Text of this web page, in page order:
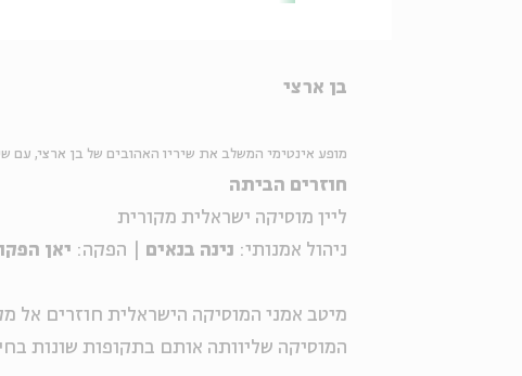
בן ארצי
מופע אינטימי המשלב את שיריו האהובים של בן ארצי, עם
חוזרים הביתה
ליין מוסיקה ישראלית מקורית
ניהול אמנותי: נינה בנאים | הפקה: יאן
מיטב אמני המוסיקה הישראלית חוזרים אל
המוסיקה שליוותה אותם בתקופות שונות